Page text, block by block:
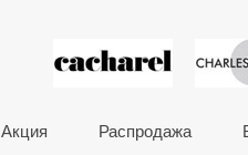
VIP
Акция Распродажа